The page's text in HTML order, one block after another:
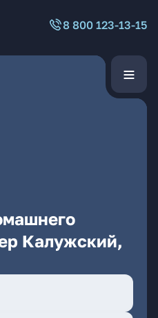
8 800 123-13-15
Калужский,